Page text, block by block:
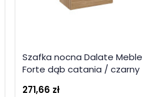
Szafka nocna Dalate Meble
Forte dąb catania / czarny
271,66 zł